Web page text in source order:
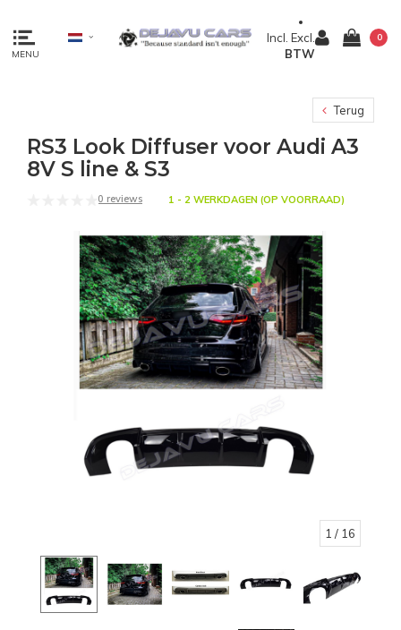
MENU
Incl. Excl.
BTW
0
Terug
RS3 Look Diffuser voor Audi A3
8V S line & S3
0 reviews 1 - 2 WERKDAGEN (OP VOORRAAD)
1 / 16